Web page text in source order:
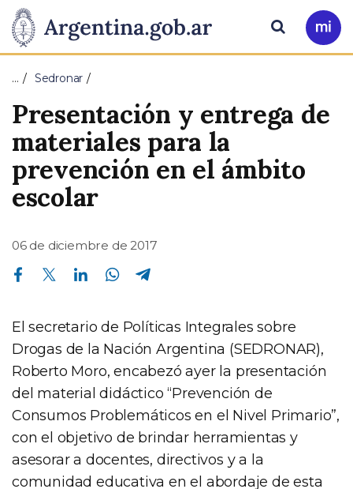
Presidencia
de
la
Nación
Pasar al contenido principal
Ir
a
Buscar
… Sedronar
Presentación y entrega de
materiales para la
prevención en el ámbito
escolar
06 de diciembre de 2017
Compartir en Facebook Compartir en Twitter Compartir en Linkedin Compartir en Whatsapp
El secretario de Políticas Integrales sobre
Drogas de la Nación Argentina (SEDRONAR),
Roberto Moro, encabezó ayer la presentación
del material didáctico “Prevención de
Consumos Problemáticos en el Nivel Primario”,
con el objetivo de brindar herramientas y
asesorar a docentes, directivos y a la
comunidad educativa en el abordaje de esta